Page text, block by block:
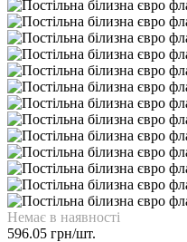
Немає в наявності
596.05 грн/шт.